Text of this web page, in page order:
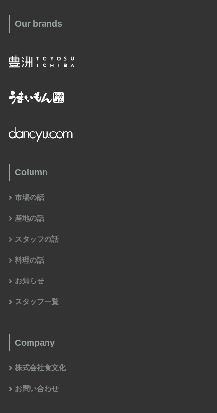
Our brands
Column
市場の話
産地の話
スタッフの話
料理の話
お知らせ
スタッフ一覧
Company
株式会社食文化
お問い合わせ